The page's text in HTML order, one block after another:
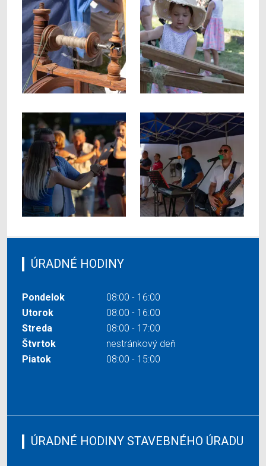
ÚRADNÉ HODINY
Pondelok
08:00 - 16:00
Utorok
08:00 - 16:00
Streda
08:00 - 17:00
Štvrtok
nestránkový deň
Piatok
08:00 - 15:00
ÚRADNÉ HODINY STAVEBNÉHO ÚRADU